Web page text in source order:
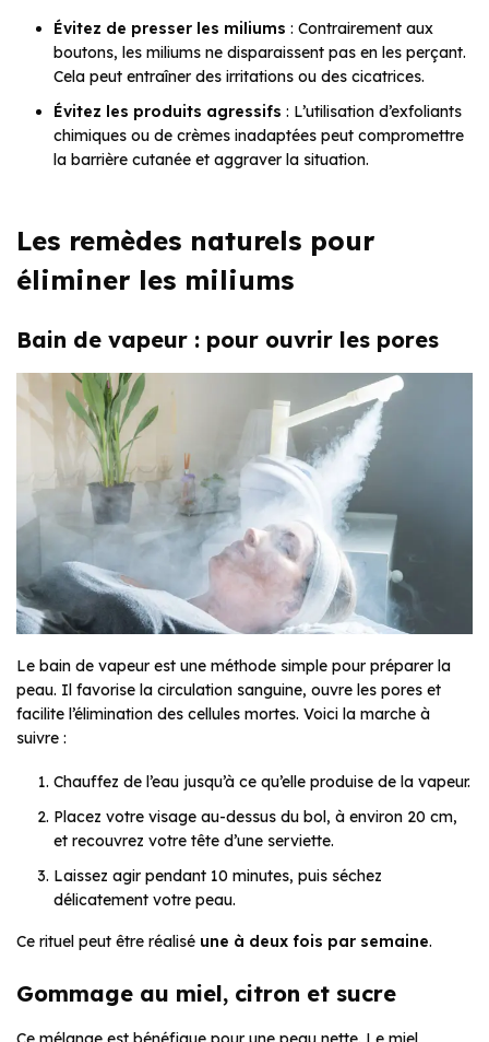
Évitez de presser les miliums : Contrairement aux
boutons, les miliums ne disparaissent pas en les perçant.
Cela peut entraîner des irritations ou des cicatrices.
Évitez les produits agressifs : L’utilisation d’exfoliants
chimiques ou de crèmes inadaptées peut compromettre
la barrière cutanée et aggraver la situation.
Les remèdes naturels pour
éliminer les miliums
Bain de vapeur : pour ouvrir les pores
Le bain de vapeur est une méthode simple pour préparer la
peau. Il favorise la circulation sanguine, ouvre les pores et
facilite l’élimination des cellules mortes. Voici la marche à
suivre :
Chauffez de l’eau jusqu’à ce qu’elle produise de la vapeur.
Placez votre visage au-dessus du bol, à environ 20 cm,
et recouvrez votre tête d’une serviette.
Laissez agir pendant 10 minutes, puis séchez
délicatement votre peau.
Ce rituel peut être réalisé une à deux fois par semaine.
Gommage au miel, citron et sucre